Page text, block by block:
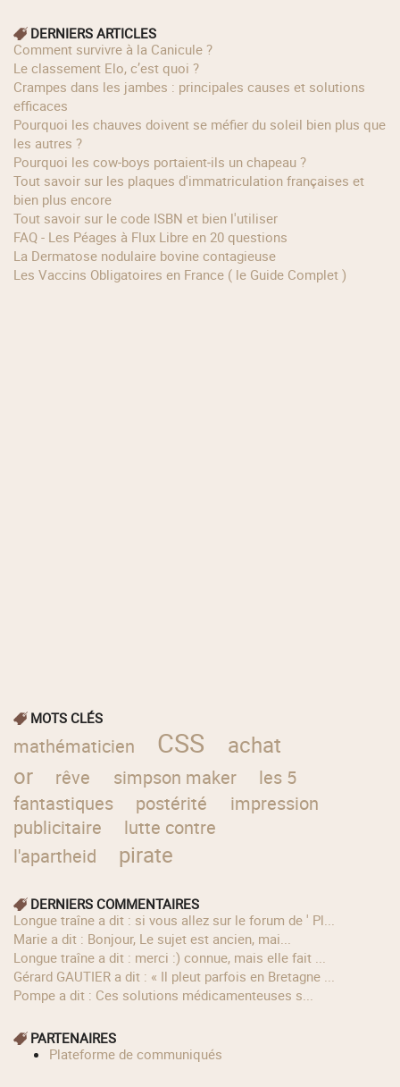
DERNIERS ARTICLES
Comment survivre à la Canicule ?
Le classement Elo, c’est quoi ?
Crampes dans les jambes : principales causes et solutions
efficaces
Pourquoi les chauves doivent se méfier du soleil bien plus que
les autres ?
Pourquoi les cow‑boys portaient‑ils un chapeau ?
Tout savoir sur les plaques d'immatriculation françaises et
bien plus encore
Tout savoir sur le code ISBN et bien l'utiliser
FAQ - Les Péages à Flux Libre en 20 questions
La Dermatose nodulaire bovine contagieuse
Les Vaccins Obligatoires en France ( le Guide Complet )
MOTS CLÉS
mathématicien CSS
achat
or
rêve simpson maker
les 5
fantastiques
postérité
impression
publicitaire
lutte contre
l'apartheid
pirate
DERNIERS COMMENTAIRES
longue traîne a dit : si vous allez sur le forum de ' Pl...
Marie a dit : Bonjour, Le sujet est ancien, mai...
longue traîne a dit : merci :) connue, mais elle fait ...
Gérard GAUTIER a dit : « Il pleut parfois en Bretagne ...
Pompe a dit : Ces solutions médicamenteuses s...
PARTENAIRES
Plateforme de communiqués